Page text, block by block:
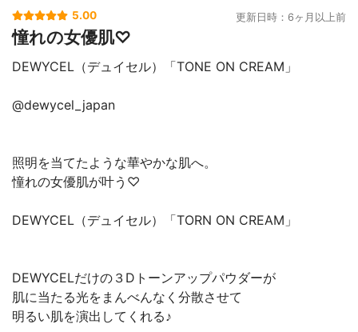
5.00 更新日時：6ヶ月以上前
憧れの女優肌♡
DEWYCEL（デュイセル）「TONE ON CREAM」
@dewycel_japan
照明を当てたような華やかな肌へ。
憧れの女優肌が叶う♡
DEWYCEL（デュイセル）「TORN ON CREAM」
DEWYCELだけの３Dトーンアップパウダーが
肌に当たる光をまんべんなく分散させて
明るい肌を演出してくれる♪